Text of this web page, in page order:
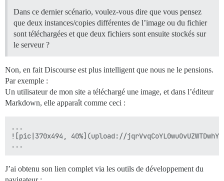
Dans ce dernier scénario, voulez-vous dire que vous pensez
que deux instances/copies différentes de l’image ou du fichier
sont téléchargées et que deux fichiers sont ensuite stockés sur
le serveur ?
Non, en fait Discourse est plus intelligent que nous ne le pensions.
Par exemple :
Un utilisateur de mon site a téléchargé une image, et dans l’éditeur
Markdown, elle apparaît comme ceci :
...
![pic|370x494, 40%](upload://
J’ai obtenu son lien complet via les outils de développement du